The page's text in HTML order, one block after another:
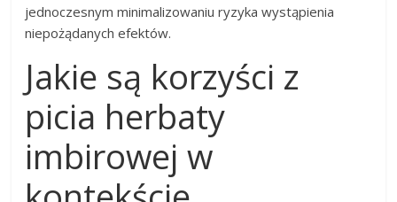
jednoczesnym minimalizowaniu ryzyka wystąpienia
niepożądanych efektów.
Jakie są korzyści z
picia herbaty
imbirowej w